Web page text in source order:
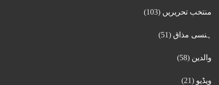
منتخب تحریریں (103)
ہنسی مذاق (51)
والدین (58)
ویڈیو (21)